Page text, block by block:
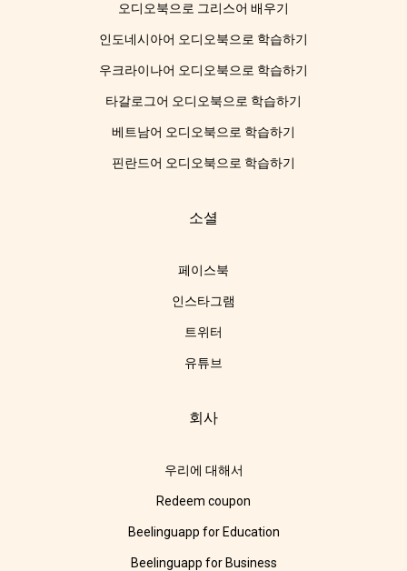
오디오북으로 그리스어 배우기
인도네시아어 오디오북으로 학습하기
우크라이나어 오디오북으로 학습하기
타갈로그어 오디오북으로 학습하기
베트남어 오디오북으로 학습하기
핀란드어 오디오북으로 학습하기
소셜
페이스북
인스타그램
트위터
유튜브
회사
우리에 대해서
Redeem coupon
Beelinguapp for Education
Beelinguapp for Business